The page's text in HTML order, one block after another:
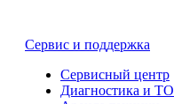
Сервис и поддержка
Сервисный центр
Диагностика и ТО